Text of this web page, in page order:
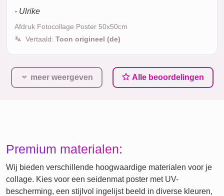
- Ulrike
Afdruk Fotocollage Poster 50x50cm
Vertaald: Toon origineel (de)
meer weergeven Alle beoordelingen
Premium materialen:
Wij bieden verschillende hoogwaardige materialen voor je
collage. Kies voor een seidenmat poster met UV-
bescherming, een stijlvol ingelijst beeld in diverse kleuren,